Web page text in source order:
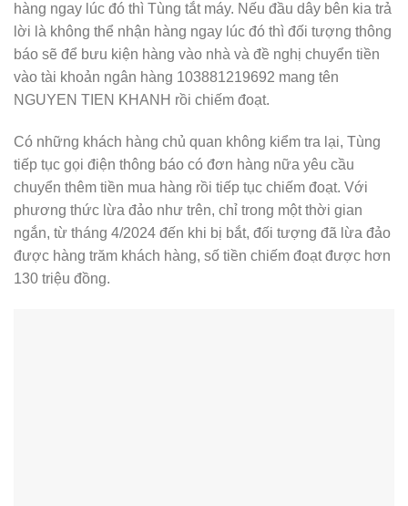
hàng ngay lúc đó thì Tùng tắt máy. Nếu đầu dây bên kia trả
lời là không thể nhận hàng ngay lúc đó thì đối tượng thông
báo sẽ để bưu kiện hàng vào nhà và đề nghị chuyển tiền
vào tài khoản ngân hàng 103881219692 mang tên
NGUYEN TIEN KHANH rồi chiếm đoạt.
Có những khách hàng chủ quan không kiểm tra lại, Tùng
tiếp tục gọi điện thông báo có đơn hàng nữa yêu cầu
chuyển thêm tiền mua hàng rồi tiếp tục chiếm đoạt. Với
phương thức lừa đảo như trên, chỉ trong một thời gian
ngắn, từ tháng 4/2024 đến khi bị bắt, đối tượng đã lừa đảo
được hàng trăm khách hàng, số tiền chiếm đoạt được hơn
130 triệu đồng.